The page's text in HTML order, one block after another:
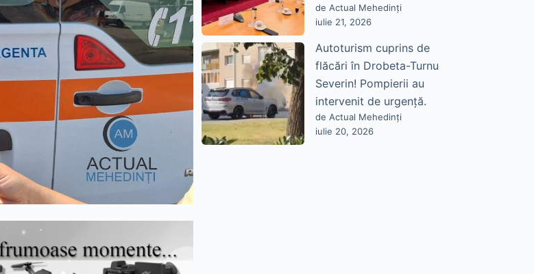
de Actual Mehedinți
iulie 21, 2026
Autoturism cuprins de
flăcări în Drobeta-Turnu
Severin! Pompierii au
intervenit de urgență.
de Actual Mehedinți
iulie 20, 2026